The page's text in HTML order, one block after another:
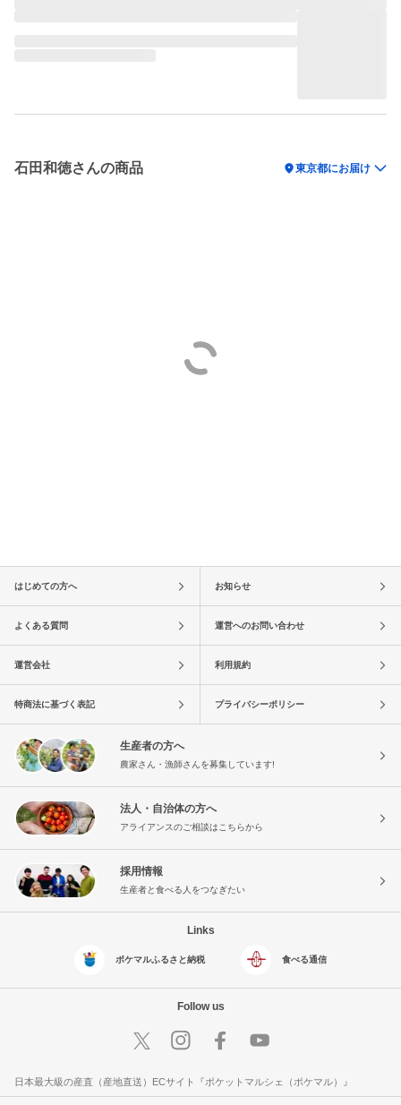
石田和徳さんの商品 location_on東京都にお届け
はじめての方へ お知らせ
よくある質問 運営へのお問い合わせ
運営会社 利用規約
特商法に基づく表記 プライバシーポリシー
生産者の方へ
農家さん・漁師さんを募集しています!
法人・自治体の方へ
アライアンスのご相談はこちらから
採用情報
生産者と食べる人をつなぎたい
Links
ポケマルふるさと納税 食べる通信
Follow us
日本最大級の産直（産地直送）ECサイト『ポケットマルシェ（ポケマル）』